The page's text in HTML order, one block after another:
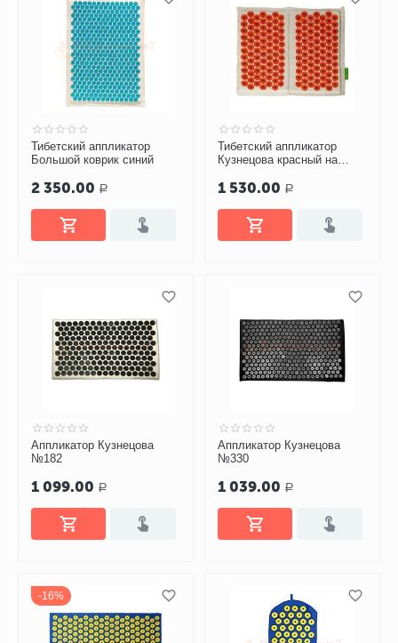
Тибетский аппликатор
Большой коврик синий
2 350.00 Р
Тибетский аппликатор
Кузнецова красный на
магнитный
1 530.00 Р
Аппликатор Кузнецова
№182
1 099.00 Р
Аппликатор Кузнецова
№330
1 039.00 Р
16%